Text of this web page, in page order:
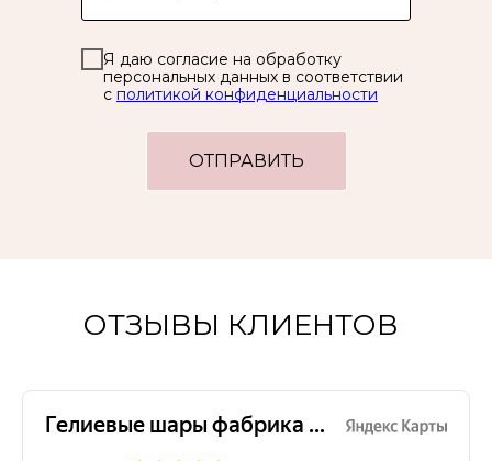
Я даю согласие на обработку
персональных данных в соответствии
с политикой конфиденциальности
ОТПРАВИТЬ
ОТЗЫВЫ КЛИЕНТОВ